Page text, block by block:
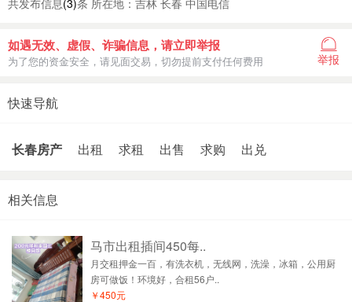
如遇无效、虚假、诈骗信息，请立即举报
为了您的资金安全，请见面交易，切勿提前支付任何费用 举报
快速导航
长春房产 出租 求租 出售 求购 出兑
相关信息
马市出租插间450每..
月交租押金一百，有洗衣机，无线网，洗澡，冰箱，公用厨
房可做饭！环境好，合租56户..
￥450元